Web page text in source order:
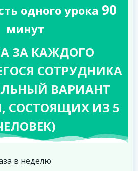
одного урока 90
минут
ЗА КАЖДОГО
СОТРУДНИКА
ВАРИАНТ
СОСТОЯЩИХ ИЗ 5
в неделю